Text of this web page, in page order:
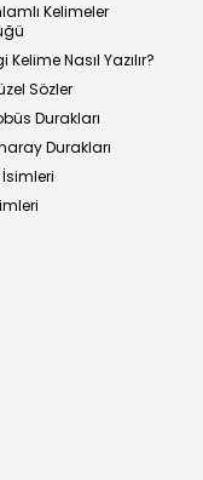
Kelimeler
Kelime Nasıl Yazılır?
Sözler
Durakları
Durakları
İsimleri